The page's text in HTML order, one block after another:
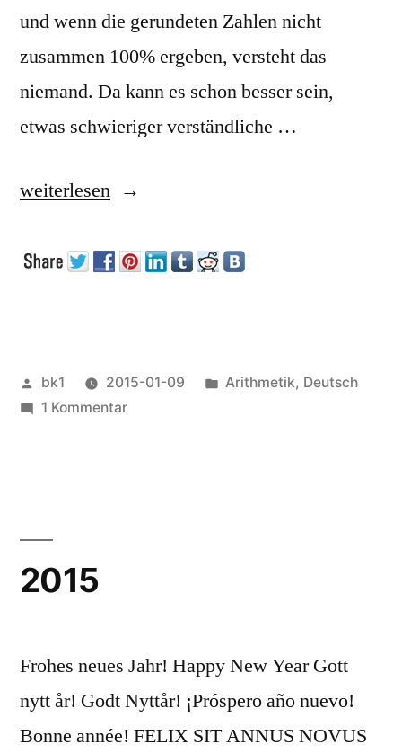
und wenn die gerundeten Zahlen nicht
zusammen 100% ergeben, versteht das
niemand. Da kann es schon besser sein,
etwas schwieriger verständliche …
„Rundung
Summe“
weiterlesen
Veröffentlicht
von
bk1 2015-01-09
Veröffentlicht
Arithmetik, Deutsch
1 Kommentarzu
2015
Frohes neues Jahr! Happy New Year Gott
nytt år! Godt Nyttår! ¡Próspero año nuevo!
Bonne année! FELIX SIT ANNUS NOVUS